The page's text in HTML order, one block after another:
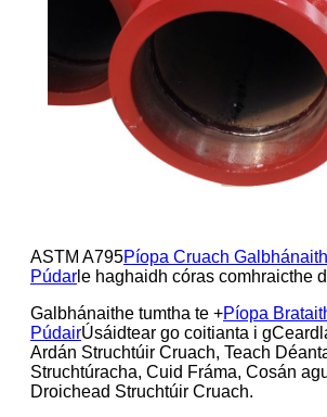
ASTM A795Píopa Cruach
Púdar le haghaidh córas comhraicthe
Galbhánaithe tumtha te +Píopa
PúdairÚsáidtear go coitianta i
Ardán Struchtúir Cruach, Teach
Struchtúracha, Cuid Fráma, Cosán
Droichead Struchtúir Cruach.